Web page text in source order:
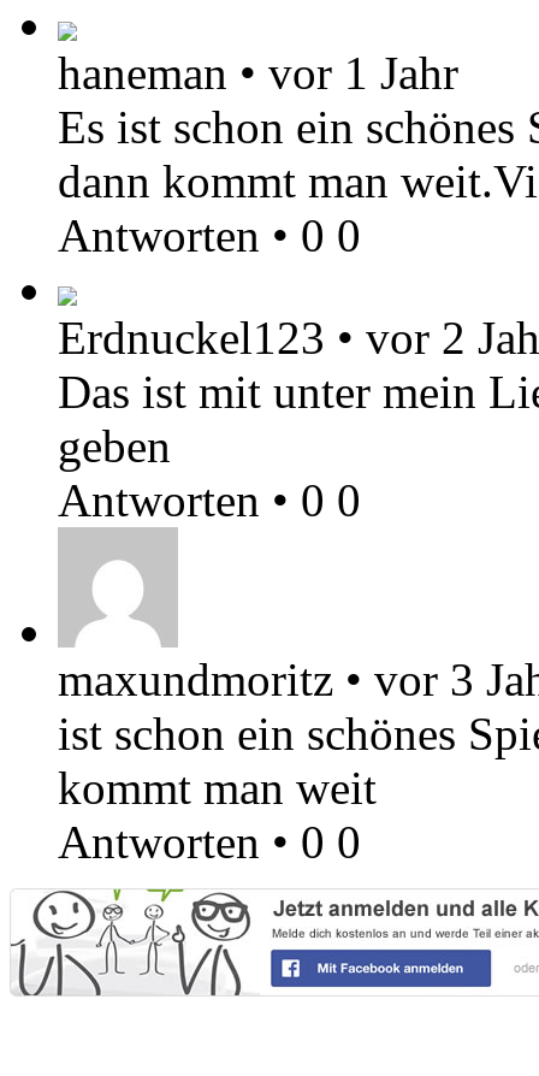
haneman • vor 1 Jahr
Es ist schon ein
dann kommt man
Antworten • 0 0
Erdnuckel123 • vor 2
Das ist mit unter mein
geben
Antworten • 0 0
maxundmoritz • vor 3
ist schon ein schönes
kommt man weit
Antworten • 0 0